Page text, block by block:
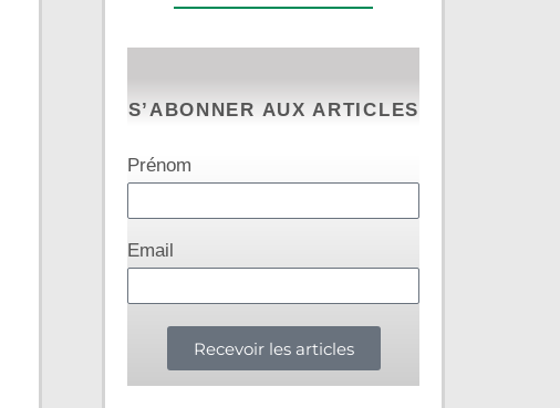
S’ABONNER AUX ARTICLES
Prénom
Email
Recevoir les articles